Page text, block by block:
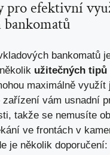
pro efektivní
bankomatů
užitečných tipů
maximálně využít
zařízení vám usnadní
takže se nemusíte
ve frontách v
je několik doporučení: